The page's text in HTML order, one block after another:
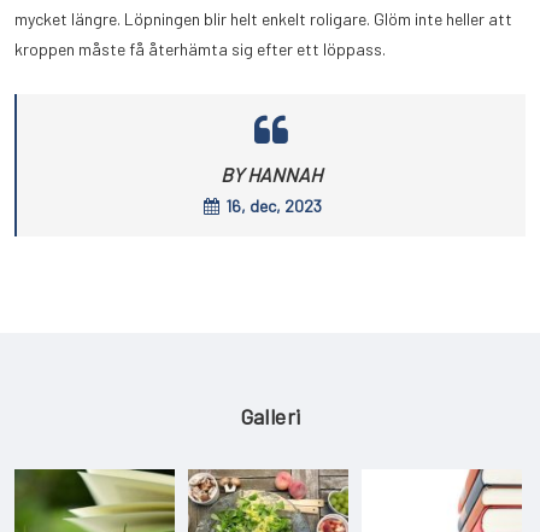
mycket längre. Löpningen blir helt enkelt roligare. Glöm inte heller att
kroppen måste få återhämta sig efter ett löppass.
BY HANNAH
16, dec, 2023
Galleri